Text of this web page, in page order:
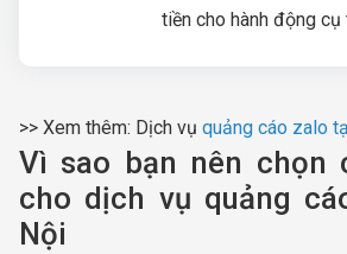
tiền cho hành động cụ
>> Xem thêm: Dịch vụ quảng cáo zalo
Vì sao bạn nên chọn
cho dịch vụ quảng
Nội